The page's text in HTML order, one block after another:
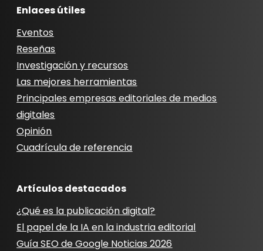
Enlaces útiles
Eventos
Reseñas
Investigación y recursos
Las mejores herramientas
Principales empresas editoriales de medios
digitales
Opinión
Cuadrícula de referencia
Artículos destacados
¿Qué es la publicación digital?
El papel de la IA en la industria editorial
Guía SEO de Google Noticias 2026